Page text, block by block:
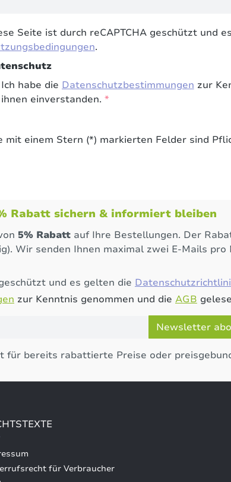
Seite ist durch reCAPTCHA geschützt und
.
Ich habe die Datenschutzbestimmungen zur
ihnen einverstanden. *
mit einem Stern (*) markierten Felder sind
Rabatt sichern & informiert bleiben
5% Rabatt auf Ihre Bestellungen. Der
Wir senden Ihnen maximal zwei E-Mails
und es gelten die
zur Kenntnis genommen und die AGB
Newsletter
für bereits rabattierte Preise oder
für Verbraucher